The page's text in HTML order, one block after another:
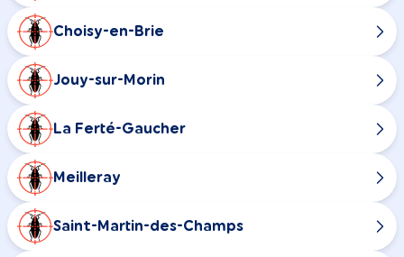
Choisy-en-Brie
Jouy-sur-Morin
La Ferté-Gaucher
Meilleray
Saint-Martin-des-Champs